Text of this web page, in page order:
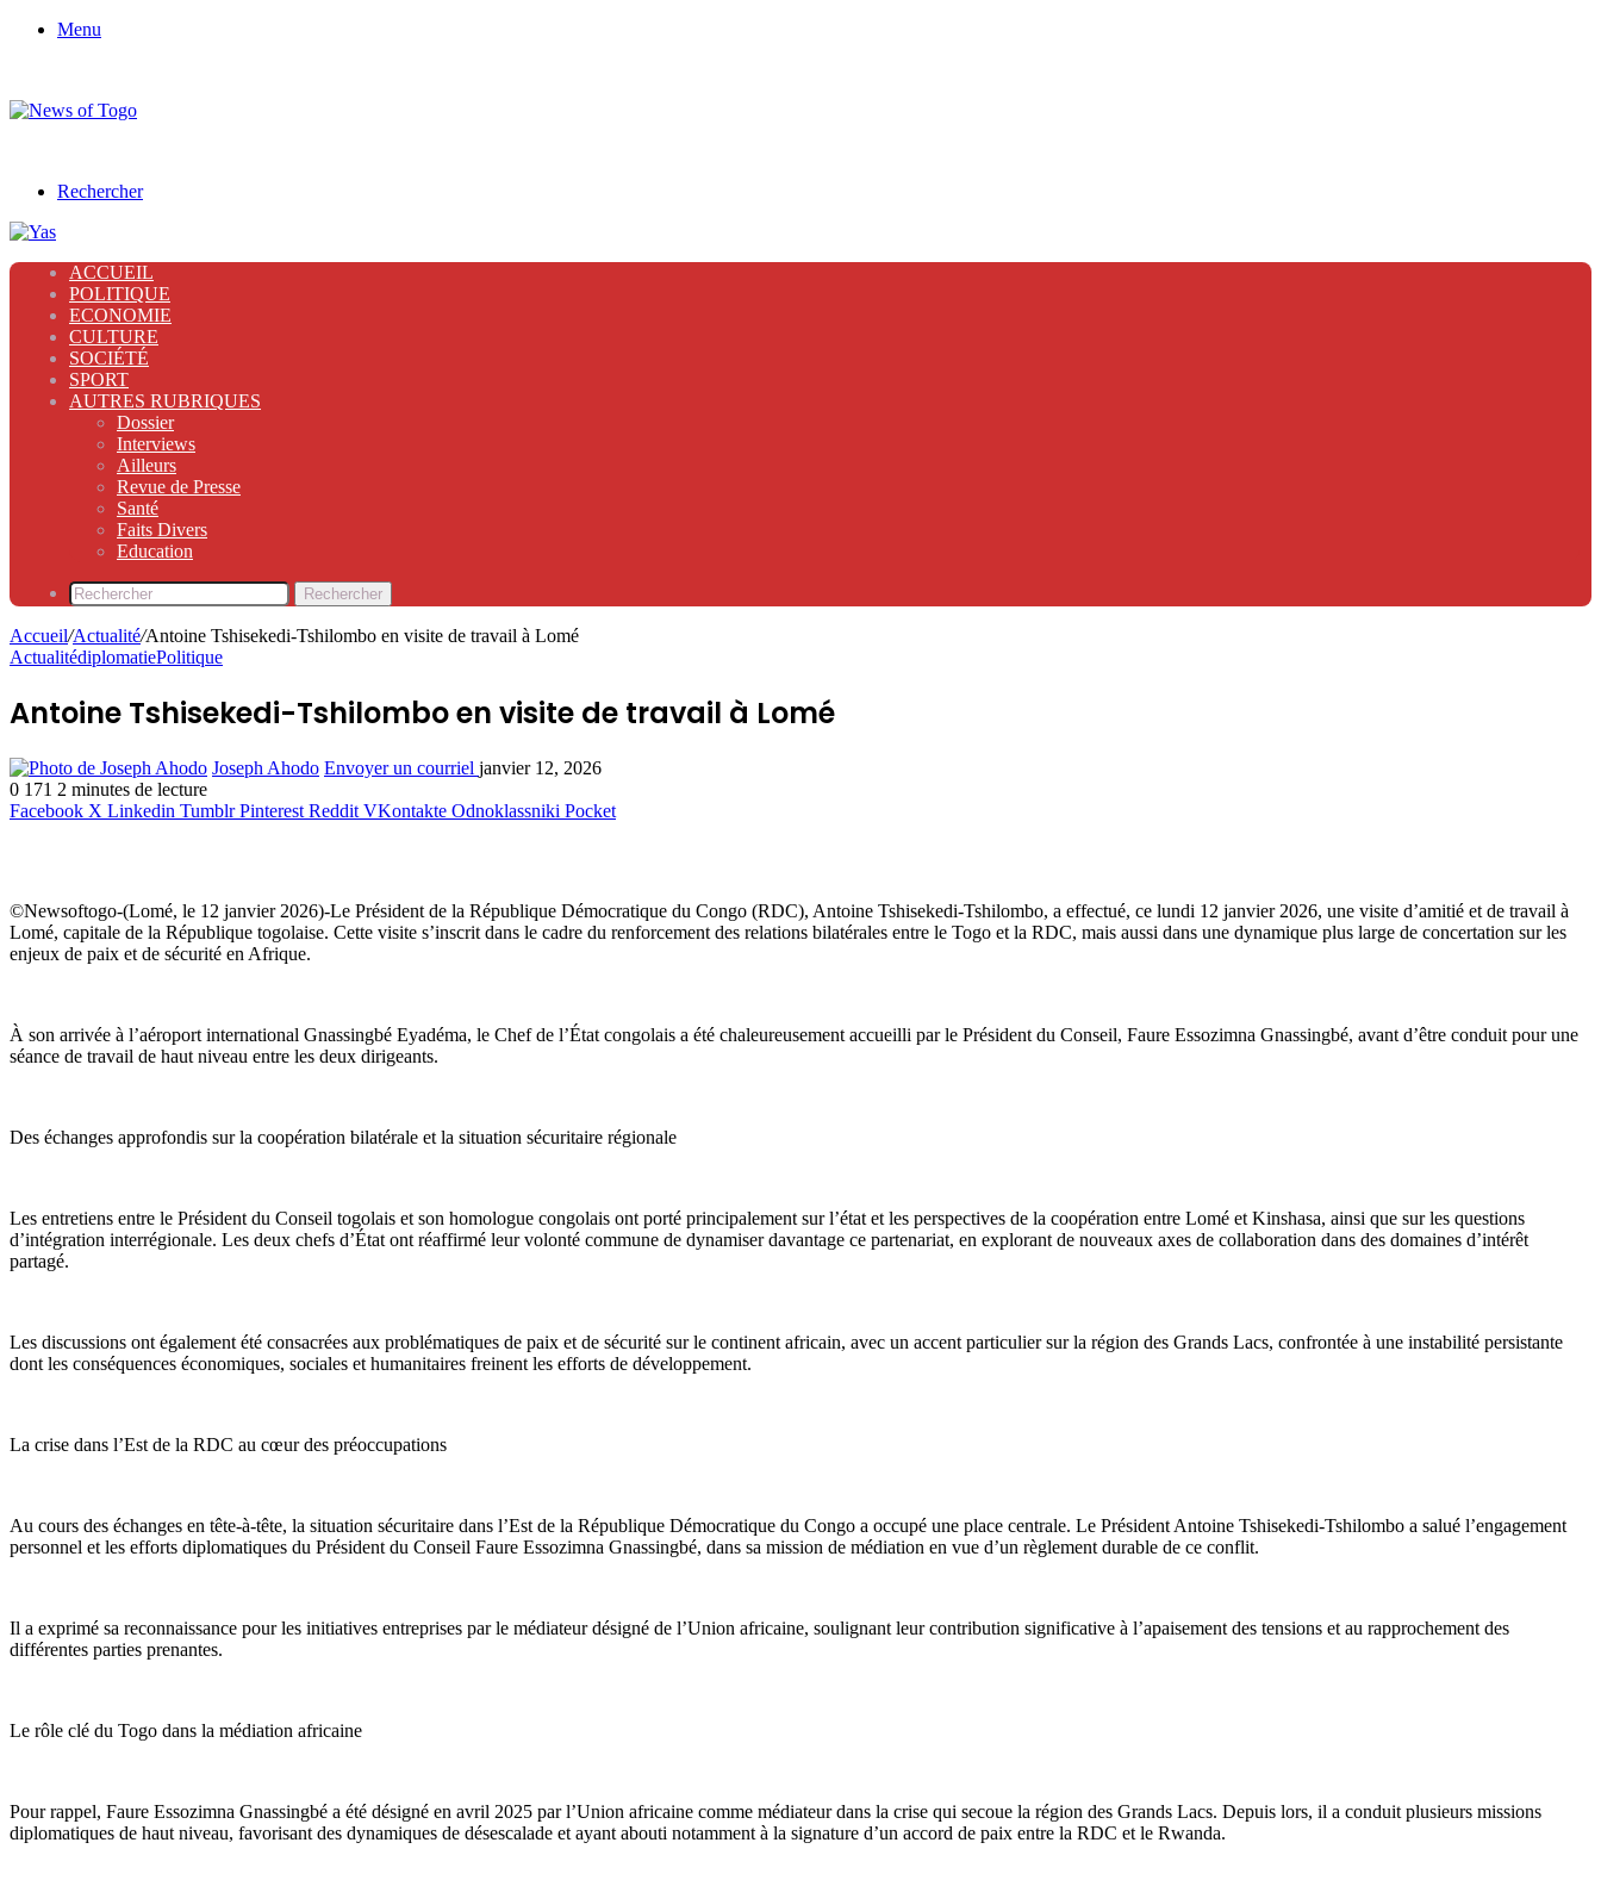
Menu
Rechercher
ACCUEIL
POLITIQUE
ECONOMIE
CULTURE
SOCIÉTÉ
SPORT
AUTRES RUBRIQUES
Dossier
Interviews
Ailleurs
Revue de Presse
Santé
Faits Divers
Education
Rechercher
Accueil/Actualité/Antoine Tshisekedi-Tshilombo en visite de travail à Lomé
ActualitédiplomatiePolitique
Antoine Tshisekedi-Tshilombo en visite de travail à Lomé
Joseph Ahodo Envoyer un courriel janvier 12, 2026
0 171 2 minutes de lecture
Facebook X Linkedin Tumblr Pinterest Reddit VKontakte Odnoklassniki Pocket
©Newsoftogo-(Lomé, le 12 janvier 2026)-Le Président de la République Démocratique du Congo (RDC), Antoine Tshisekedi-Tshilombo, a effectué, ce lundi 12 janvier 2026, une visite d’amitié et de travail à
Lomé, capitale de la République togolaise. Cette visite s’inscrit dans le cadre du renforcement des relations bilatérales entre le Togo et la RDC, mais aussi dans une dynamique plus large de concertation sur les
enjeux de paix et de sécurité en Afrique.
À son arrivée à l’aéroport international Gnassingbé Eyadéma, le Chef de l’État congolais a été chaleureusement accueilli par le Président du Conseil, Faure Essozimna Gnassingbé, avant d’être conduit pour une
séance de travail de haut niveau entre les deux dirigeants.
Des échanges approfondis sur la coopération bilatérale et la situation sécuritaire régionale
Les entretiens entre le Président du Conseil togolais et son homologue congolais ont porté principalement sur l’état et les perspectives de la coopération entre Lomé et Kinshasa, ainsi que sur les questions
d’intégration interrégionale. Les deux chefs d’État ont réaffirmé leur volonté commune de dynamiser davantage ce partenariat, en explorant de nouveaux axes de collaboration dans des domaines d’intérêt
partagé.
Les discussions ont également été consacrées aux problématiques de paix et de sécurité sur le continent africain, avec un accent particulier sur la région des Grands Lacs, confrontée à une instabilité persistante
dont les conséquences économiques, sociales et humanitaires freinent les efforts de développement.
La crise dans l’Est de la RDC au cœur des préoccupations
Au cours des échanges en tête-à-tête, la situation sécuritaire dans l’Est de la République Démocratique du Congo a occupé une place centrale. Le Président Antoine Tshisekedi-Tshilombo a salué l’engagement
personnel et les efforts diplomatiques du Président du Conseil Faure Essozimna Gnassingbé, dans sa mission de médiation en vue d’un règlement durable de ce conflit.
Il a exprimé sa reconnaissance pour les initiatives entreprises par le médiateur désigné de l’Union africaine, soulignant leur contribution significative à l’apaisement des tensions et au rapprochement des
différentes parties prenantes.
Le rôle clé du Togo dans la médiation africaine
Pour rappel, Faure Essozimna Gnassingbé a été désigné en avril 2025 par l’Union africaine comme médiateur dans la crise qui secoue la région des Grands Lacs. Depuis lors, il a conduit plusieurs missions
diplomatiques de haut niveau, favorisant des dynamiques de désescalade et ayant abouti notamment à la signature d’un accord de paix entre la RDC et le Rwanda.